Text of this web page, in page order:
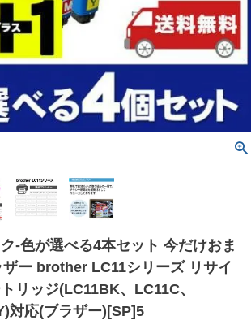
ク-色が選べる4本セット 今だけおま
ー brother LC11シリーズ リサイ
リッジ(LC11BK、LC11C、
対応(ブラザー)[SP]5